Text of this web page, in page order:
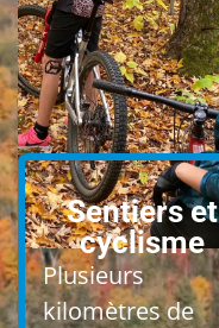
Sentiers et
cyclisme
Plusieurs
kilomètres de